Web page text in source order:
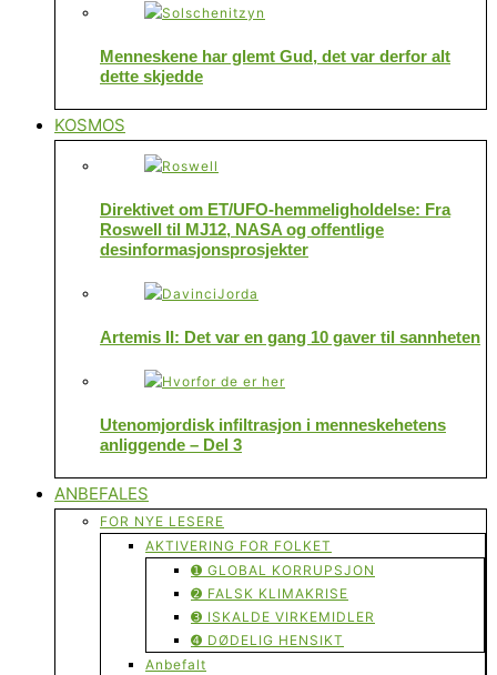
Menneskene har glemt Gud, det var derfor alt
dette skjedde
KOSMOS
Direktivet om ET/UFO-hemmeligholdelse: Fra
Roswell til MJ12, NASA og offentlige
desinformasjonsprosjekter
Artemis II: Det var en gang 10 gaver til sannheten
Utenomjordisk infiltrasjon i menneskehetens
anliggende – Del 3
ANBEFALES
FOR NYE LESERE
AKTIVERING FOR FOLKET
➊ GLOBAL KORRUPSJON
➋ FALSK KLIMAKRISE
➌ ISKALDE VIRKEMIDLER
➍ DØDELIG HENSIKT
Anbefalt